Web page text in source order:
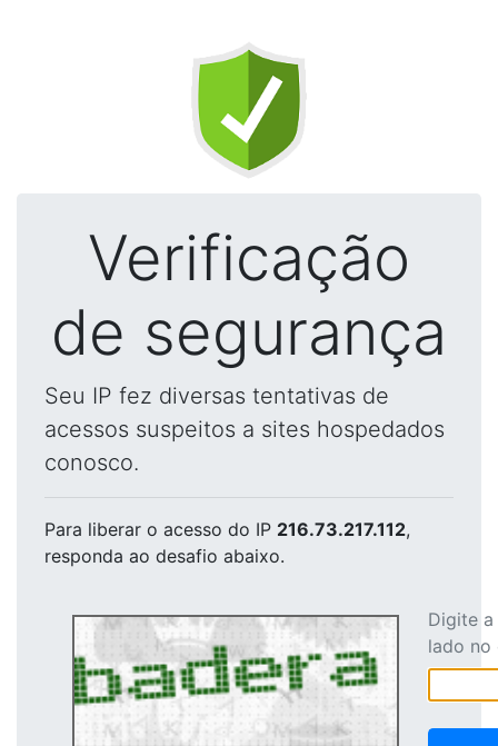
Verificação
de segurança
Seu IP fez diversas tentativas de
acessos suspeitos a sites hospedados
conosco.
Para liberar o acesso do IP 216.73.217.112,
responda ao desafio abaixo.
Digite
lado no